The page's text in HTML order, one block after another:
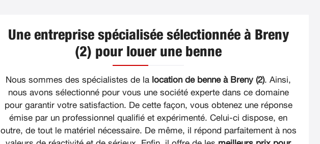
Une entreprise spécialisée sélectionnée à Breny
(2) pour louer une benne
Nous sommes des spécialistes de la location de benne à Breny (2). Ainsi,
nous avons sélectionné pour vous une société experte dans ce domaine
pour garantir votre satisfaction. De cette façon, vous obtenez une réponse
émise par un professionnel qualifié et expérimenté. Celui-ci dispose, en
outre, de tout le matériel nécessaire. De même, il répond parfaitement à nos